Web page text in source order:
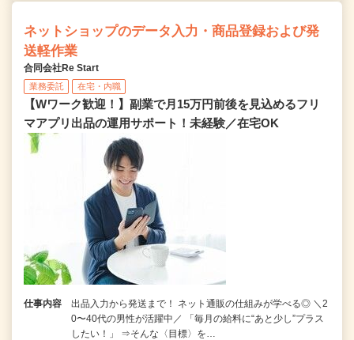
ネットショップのデータ入力・商品登録および発
送軽作業
合同会社Re Start
業務委託 在宅・内職
【Wワーク歓迎！】副業で月15万円前後を見込めるフリ
マアプリ出品の運用サポート！未経験／在宅OK
仕事内容
出品入力から発送まで！ ネット通販の仕組みが学べる◎ ＼2
0〜40代の男性が活躍中／ 「毎月の給料に“あと少し”プラス
したい！」 ⇒そんな〈目標〉を…